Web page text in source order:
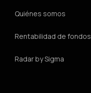
Quiénes somos
Rentabilidad de fondos
Radar by Sigma